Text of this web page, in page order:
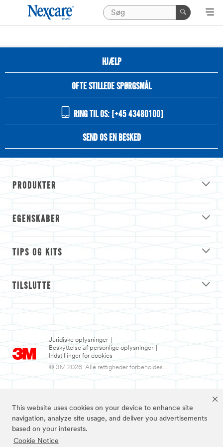
This website uses cookies on your device to enhance site
navigation, analyze site usage, and deliver you advertisements
based on your interests.
Cookie Notice
HJÆLP
OFTE STILLEDE SPØRGSMÅL
RING TIL OS: [+45 43480100]
SEND OS EN BESKED
PRODUKTER
EGENSKABER
TIPS OG KITS
TILSLUTTE
Juridiske oplysninger
Beskyttelse af personlige oplysninger
Indstillinger for cookies
© 3M 2026. Alle rettigheder forbeholdes...